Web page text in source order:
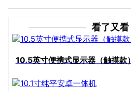
看了又看
10.5英寸便携式显示器（触摸款）